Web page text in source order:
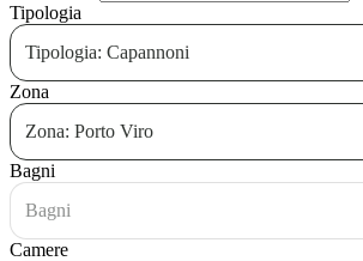
Tipologia
Tipologia: Capannoni
Zona
Zona: Porto Viro
Bagni
Bagni
Camere